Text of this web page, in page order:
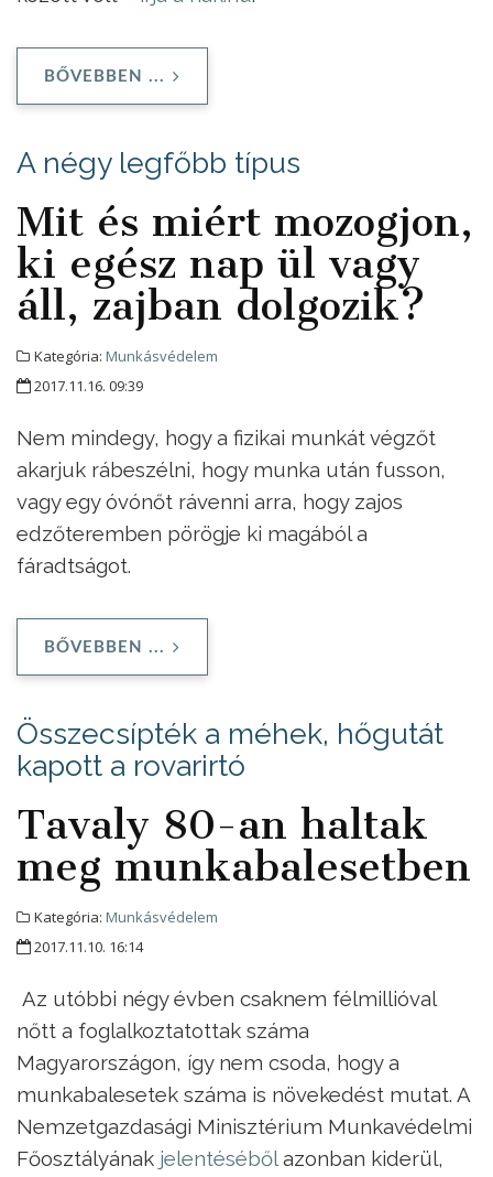
BŐVEBBEN ...
A négy legfőbb típus
Mit és miért mozogjon,
ki egész nap ül vagy
áll, zajban dolgozik?
Kategória: Munkásvédelem
2017.11.16. 09:39
Nem mindegy, hogy a fizikai munkát végzőt
akarjuk rábeszélni, hogy munka után fusson,
vagy egy óvónőt rávenni arra, hogy zajos
edzőteremben pörögje ki magából a
fáradtságot.
BŐVEBBEN ...
Összecsípték a méhek, hőgutát
kapott a rovarirtó
Tavaly 80-an haltak
meg munkabalesetben
Kategória: Munkásvédelem
2017.11.10. 16:14
Az utóbbi négy évben csaknem félmillióval
nőtt a foglalkoztatottak száma
Magyarországon, így nem csoda, hogy a
munkabalesetek száma is növekedést mutat. A
Nemzetgazdasági Minisztérium Munkavédelmi
Főosztályának jelentésébőlazonban kiderül,